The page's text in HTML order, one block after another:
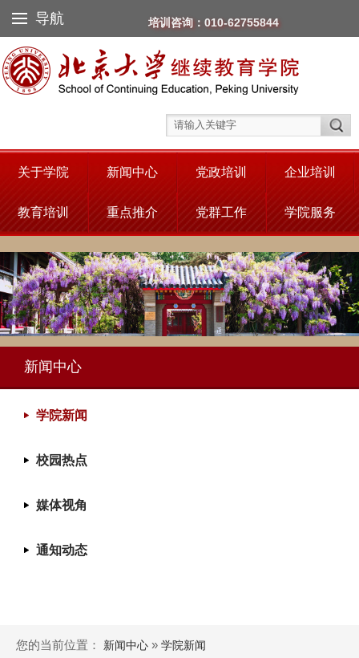
导航 培训咨询：010-62755844
关于学院 新闻中心 党政培训 企业培训
教育培训 重点推介 党群工作 学院服务
新闻中心
学院新闻
校园热点
媒体视角
通知动态
您的当前位置： 新闻中心 » 学院新闻